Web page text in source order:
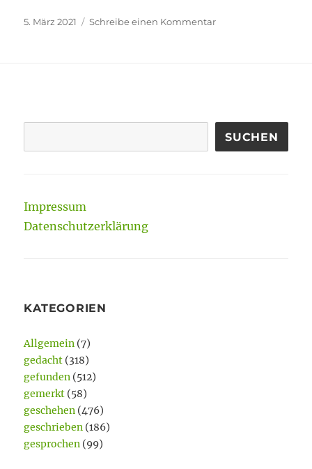
Veröffentlicht
5. März 2021 Schreibe einen Kommentarzu
SUCHEN
Impressum
Datenschutzerklärung
KATEGORIEN
Allgemein (7)
gedacht (318)
gefunden (512)
gemerkt (58)
geschehen (476)
geschrieben (186)
gesprochen (99)